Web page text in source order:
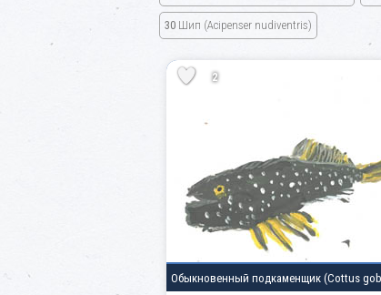
30 Шип (Acipenser nudiventris)
2
Обыкновенный подкаменщик (Cottus